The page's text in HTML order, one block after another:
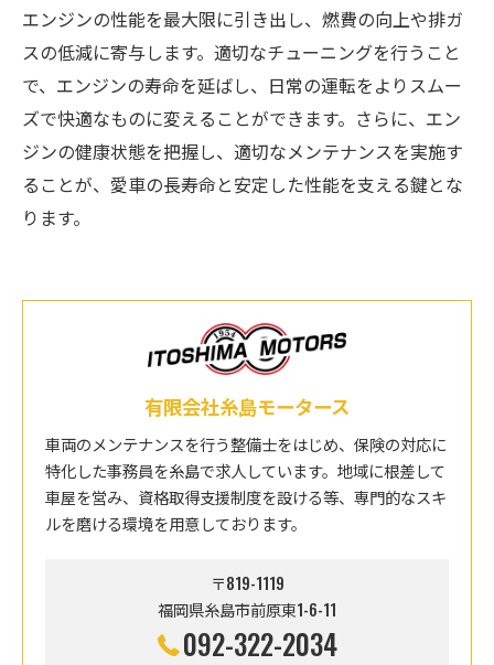
エンジンの性能を最大限に引き出し、燃費の向上や排ガ
スの低減に寄与します。適切なチューニングを行うこと
で、エンジンの寿命を延ばし、日常の運転をよりスムー
ズで快適なものに変えることができます。さらに、エン
ジンの健康状態を把握し、適切なメンテナンスを実施す
ることが、愛車の長寿命と安定した性能を支える鍵とな
ります。
有限会社糸島モータース
車両のメンテナンスを行う整備士をはじめ、保険の対応に
特化した事務員を糸島で求人しています。地域に根差して
車屋を営み、資格取得支援制度を設ける等、専門的なスキ
ルを磨ける環境を用意しております。
〒819-1119
福岡県糸島市前原東1-6-11
092-322-2034